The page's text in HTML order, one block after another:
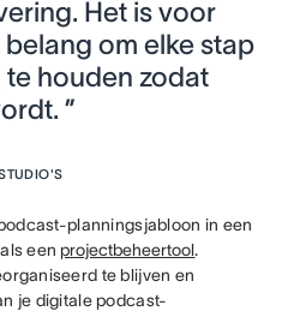
Het is voor
om elke stap
houden zodat
”
planningsjabloon in een
een projectbeheertool.
te blijven en
je digitale podcast-